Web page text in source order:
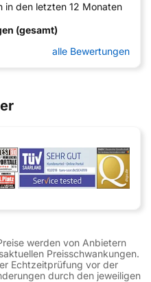
in den letzten 12 Monaten
(gesamt)
alle Bewertungen
werden von Anbietern
Preisschwankungen.
Echtzeitprüfung vor der
durch den jeweiligen